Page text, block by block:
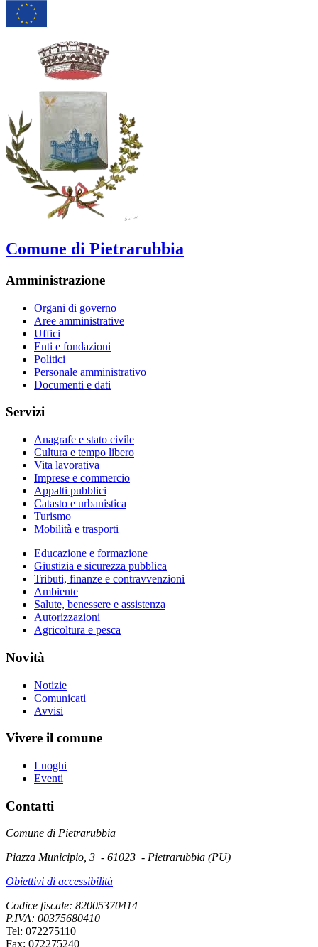
Comune di Pietrarubbia
Amministrazione
Organi di governo
Aree amministrative
Uffici
Enti e fondazioni
Politici
Personale amministrativo
Documenti e dati
Servizi
Anagrafe e stato civile
Cultura e tempo libero
Vita lavorativa
Imprese e commercio
Appalti pubblici
Catasto e urbanistica
Turismo
Mobilità e trasporti
Educazione e formazione
Giustizia e sicurezza pubblica
Tributi, finanze e contravvenzioni
Ambiente
Salute, benessere e assistenza
Autorizzazioni
Agricoltura e pesca
Novità
Notizie
Comunicati
Avvisi
Vivere il comune
Luoghi
Eventi
Contatti
Comune di Pietrarubbia
Piazza Municipio, 3 - 61023 - Pietrarubbia (PU)
Obiettivi di accessibilità
Codice fiscale: 82005370414
P.IVA: 00375680410
Tel: 072275110
Fax: 072275240